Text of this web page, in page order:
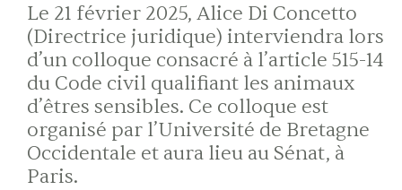
Le 21 février 2025, Alice Di Concetto
(Directrice juridique) interviendra lors
d’un colloque consacré à l’article 515-14
du Code civil qualifiant les animaux
d’êtres sensibles. Ce colloque est
organisé par l’Université de Bretagne
Occidentale et aura lieu au Sénat, à
Paris.